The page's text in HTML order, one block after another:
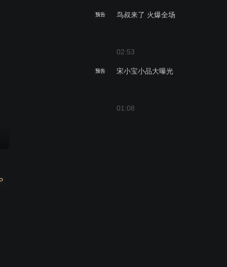
预告 鸟叔来了 火爆全场
02:53
预告 宋小宝小品大曝光
01:08